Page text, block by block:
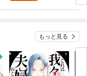
もっと見る